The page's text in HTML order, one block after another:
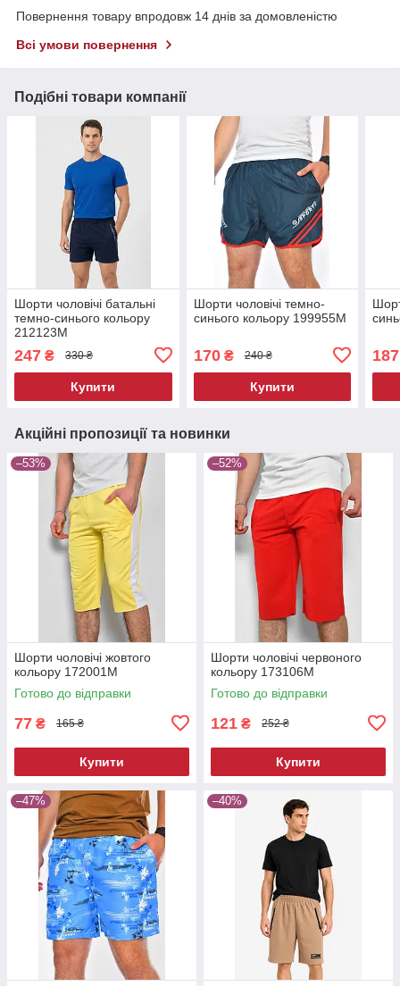
Повернення товару впродовж 14 днів за домовленістю
Всі умови повернення
Подібні товари компанії
Шорти чоловічі батальні
темно-синього кольору
212123M
247 ₴ 330 ₴
Купити
Шорти чоловічі темно-
синього кольору 199955M
170₴ 240 ₴
Купити
187
Акційні пропозиції та новинки
–53%
Шорти чоловічі жовтого
кольору 172001M
Готово до відправки
77 ₴ 165 ₴
Купити
–52%
Шорти чоловічі червоного
кольору 173106M
Готово до відправки
121 ₴ 252 ₴
Купити
–47% –40%